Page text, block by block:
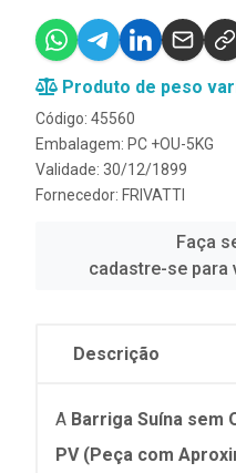
Produto de peso
Código: 45560
Embalagem: PC +OU-5KG
Validade: 30/12/1899
Fornecedor: FRIVATTI
Faça
cadastre-se para
Descrição
A Barriga Suína sem
PV (Peça com